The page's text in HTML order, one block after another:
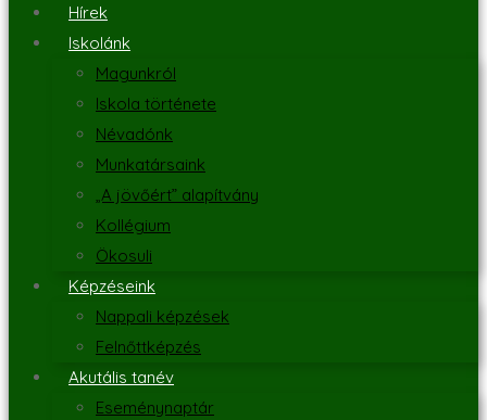
Hírek
Iskolánk
Magunkról
Iskola története
Névadónk
Munkatársaink
„A jövőért” alapítvány
Kollégium
Ökosuli
Képzéseink
Nappali képzések
Felnőttképzés
Akutális tanév
Eseménynaptár